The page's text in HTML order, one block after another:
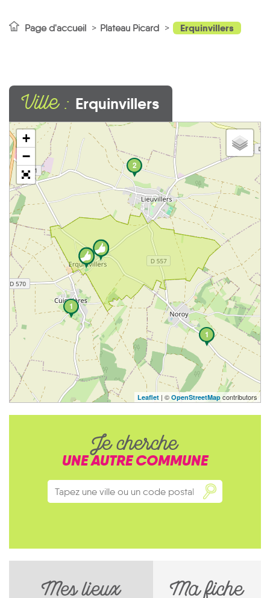
Page d'accueil Plateau Picard Erquinvillers
Ville : Erquinvillers
1
2
1
+
−
Leaflet | © OpenStreetMap contributors
Je cherche
UNE AUTRE COMMUNE